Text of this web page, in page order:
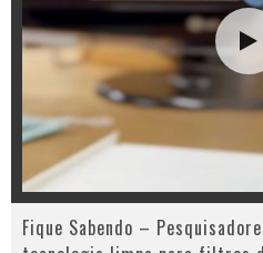
Fique Sabendo –